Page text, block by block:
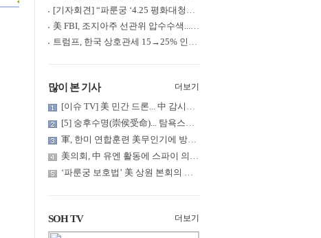
[기자회견] “파룬궁 ‘4.25 평화대청원’ 기념 & 중공의 션윈 공연 .....
美 FBI, 조지아주 선관위 압수수색... 트럼프 “부정선거 증거 확보....
트럼프, 한국 상호관세 15→25% 인상... “韓 국회 무력합의 미비준”....
많이 본 기사 더보기
[이슈 TV] 美 민간 드론... 中 감시망 뚫고 군함 근접 촬영
[5] 숭후수명(崇侯受命)... 탐욕스러운 북백후, 정벌의 기치를 올.....
軍, 한미 연합훈련 美무인기에 방공태세 발령... 왜?
美의회, 中 유엔 활동에 스파이 의혹 제기
‘파룬궁 보호법’ 美 상원 본회의 상정... 최종 입법 ‘초읽기’
SOH TV 더보기